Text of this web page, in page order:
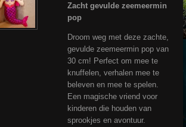
Zacht gevulde zeemeermin
pop
Droom weg met deze zachte,
gevulde zeemeermin pop van
30 cm! Perfect om mee te
knuffelen, verhalen mee te
beleven en mee te spelen.
Een magische vriend voor
kinderen die houden van
sprookjes en avontuur.